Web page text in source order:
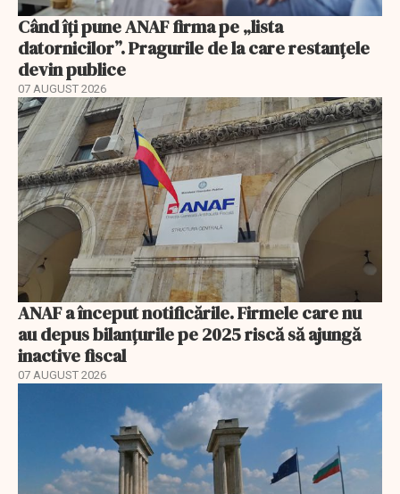
Când îți pune ANAF firma pe „lista
datornicilor”. Pragurile de la care restanțele
devin publice
07 AUGUST 2026
ANAF a început notificările. Firmele care nu
au depus bilanțurile pe 2025 riscă să ajungă
inactive fiscal
07 AUGUST 2026